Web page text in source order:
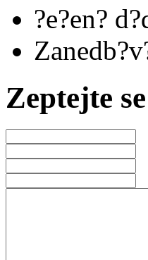
?e?en?
Zeptejte